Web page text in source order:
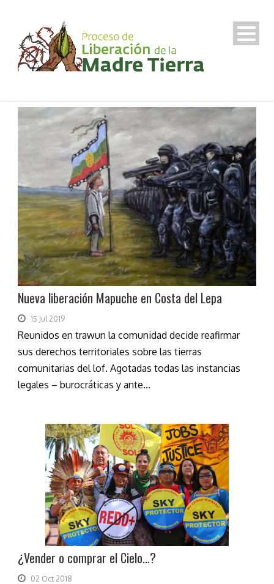
Nueva liberación Mapuche en Costa del Lepa
15 Jul 2019
Reunidos en trawun la comunidad decide reafirmar
sus derechos territoriales sobre las tierras
comunitarias del lof. Agotadas todas las instancias
legales – burocráticas y ante...
¿Vender o comprar el Cielo…?
02 Oct 2018